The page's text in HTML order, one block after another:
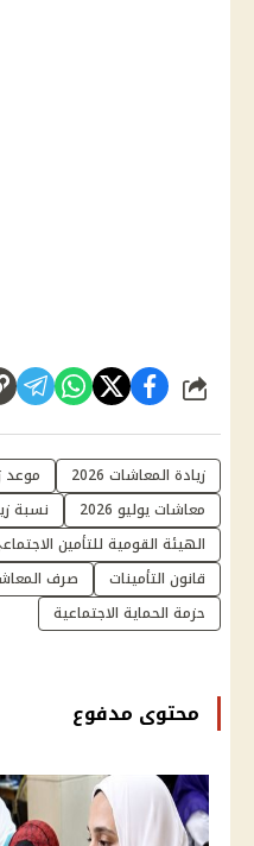
شارك
زيادة المعاشات 2026
موعد
معاشات يوليو 2026
نسبة
الهيئة القومية للتأمين
قانون التأمينات
صرف
حزمة الحماية الاجتماعية
محتوى مدفوع